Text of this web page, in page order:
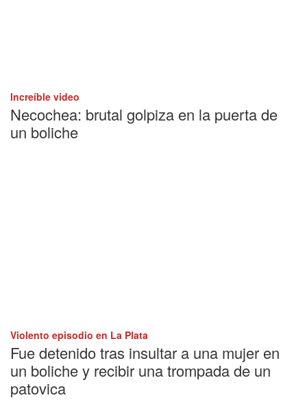
Increíble video
Necochea: brutal golpiza en la puerta de
un boliche
Violento episodio en La Plata
Fue detenido tras insultar a una mujer en
un boliche y recibir una trompada de un
patovica